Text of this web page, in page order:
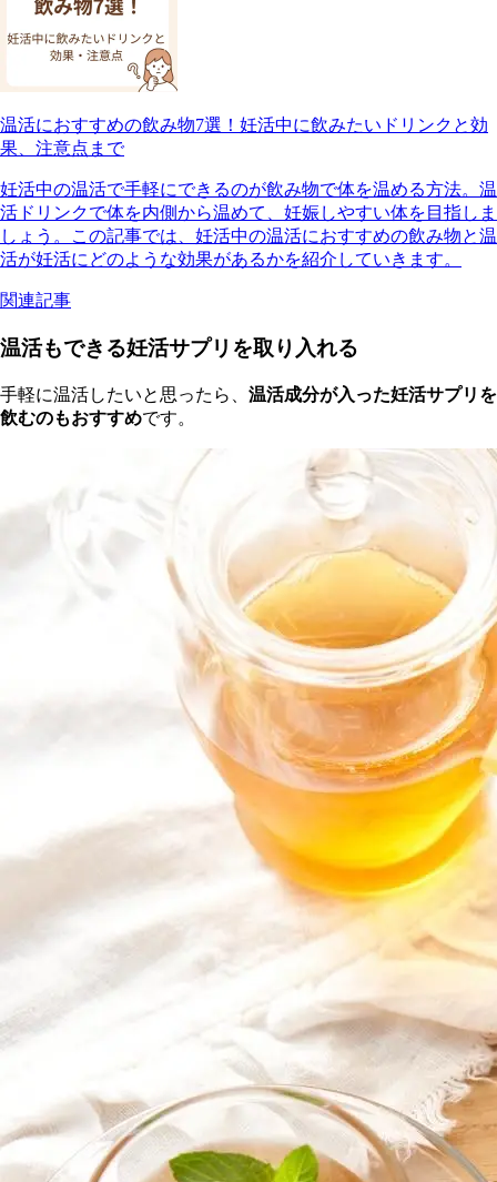
温活におすすめの飲み物7選！妊活中に飲みたいドリンクと効
果、注意点まで
妊活中の温活で手軽にできるのが飲み物で体を温める方法。温
活ドリンクで体を内側から温めて、妊娠しやすい体を目指しま
しょう。この記事では、妊活中の温活におすすめの飲み物と温
活が妊活にどのような効果があるかを紹介していきます。
関連記事
温活もできる妊活サプリを取り入れる
手軽に温活したいと思ったら、 温活成分が入った妊活サプリを
飲むのもおすすめです。